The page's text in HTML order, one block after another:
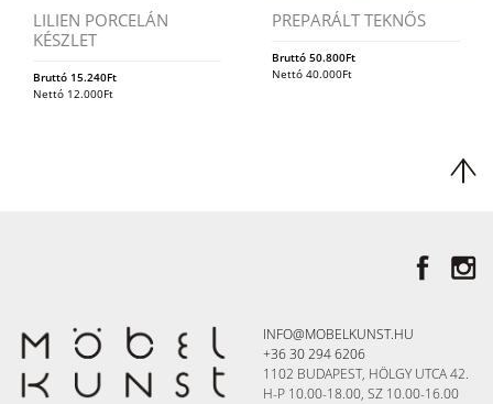
LILIEN PORCELÁN
KÉSZLET
Bruttó 15.240Ft
Nettó 12.000Ft
PREPARÁLT TEKNŐS
Bruttó50.800Ft
Nettó40.000Ft
INFO@MOBELKUNST.HU
+36 30 294 6206
1102 BUDAPEST, HÖLGY UTCA 42.
H-P 10.00-18.00, SZ 10.00-16.00